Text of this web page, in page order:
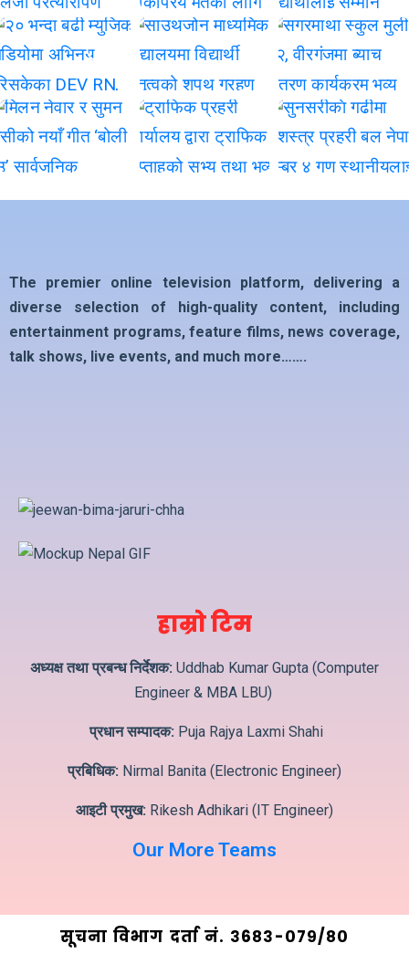
The premier online television platform, delivering a
diverse selection of high-quality content, including
entertainment programs, feature films, news coverage,
talk shows, live events, and much more…….
हाम्रो टिम
अध्यक्ष तथा प्रबन्ध निर्देशक: Uddhab Kumar Gupta (Computer
Engineer & MBA LBU)
प्रधान सम्पादक: Puja Rajya Laxmi Shahi
प्रबिधिक: Nirmal Banita (Electronic Engineer)
आइटी प्रमुख: Rikesh Adhikari (IT Engineer)
Our More Teams
सूचना विभाग दर्ता नं. ३6८३-०७९/८०